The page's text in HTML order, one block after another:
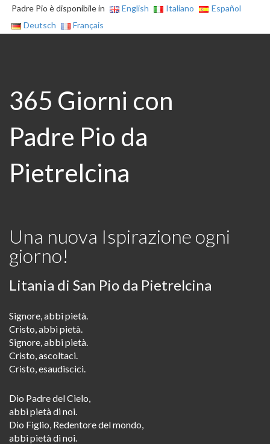
Padre Pio è disponibile in English Italiano
Español
Deutsch
Français
365 Giorni con
Padre Pio da
Pietrelcina
Una nuova Ispirazione ogni
giorno!
Litania di San Pio da Pietrelcina
Signore, abbi pietà.
Cristo, abbi pietà.
Signore, abbi pietà.
Cristo, ascoltaci.
Cristo, esaudiscici.
Dio Padre del Cielo,
abbi pietà di noi.
Dio Figlio, Redentore del mondo,
abbi pietà di noi.